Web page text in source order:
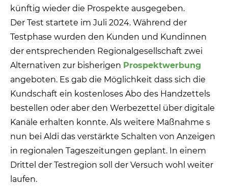
künftig wieder die Prospekte ausgegeben.
Der Test startete im Juli 2024. Während der
Testphase wurden den Kunden und Kundinnen
der entsprechenden Regionalgesellschaft zwei
Alternativen zur bisherigen Prospektwerbung
angeboten. Es gab die Möglichkeit dass sich die
Kundschaft ein kostenloses Abo des Handzettels
bestellen oder aber den Werbezettel über digitale
Kanäle erhalten konnte. Als weitere Maßnahme s
nun bei Aldi das verstärkte Schalten von Anzeigen
in regionalen Tageszeitungen geplant. In einem
Drittel der Testregion soll der Versuch wohl weiter
laufen.